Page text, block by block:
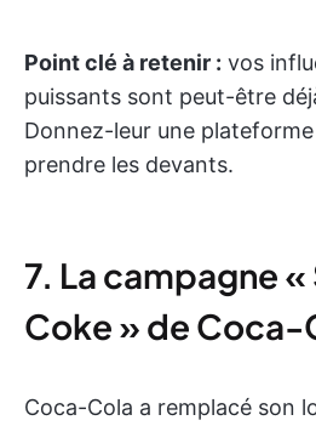
Point clé à retenir : vos
puissants sont peut-être
Donnez-leur une
prendre les devants.
7. La campagne «
Coke » de Coca-
Coca-Cola a remplacé son